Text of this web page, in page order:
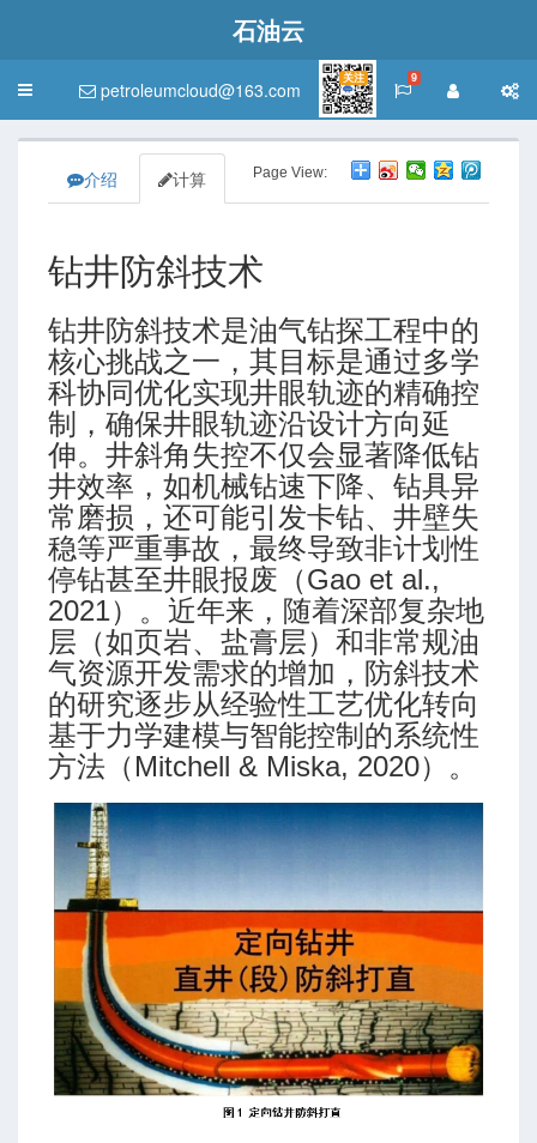
石油云
Toggle
petroleumcloud@163.com
关注 9
介绍 计算 Page View:
钻井防斜技术
钻井防斜技术是油气钻探工程中的
核心挑战之一，其目标是通过多学
科协同优化实现井眼轨迹的精确控
制，确保井眼轨迹沿设计方向延
伸。井斜角失控不仅会显著降低钻
井效率，如机械钻速下降、钻具异
常磨损，还可能引发卡钻、井壁失
稳等严重事故，最终导致非计划性
停钻甚至井眼报废（Gao et al.,
2021）。近年来，随着深部复杂地
层（如页岩、盐膏层）和非常规油
气资源开发需求的增加，防斜技术
的研究逐步从经验性工艺优化转向
基于力学建模与智能控制的系统性
方法（Mitchell & Miska, 2020）。